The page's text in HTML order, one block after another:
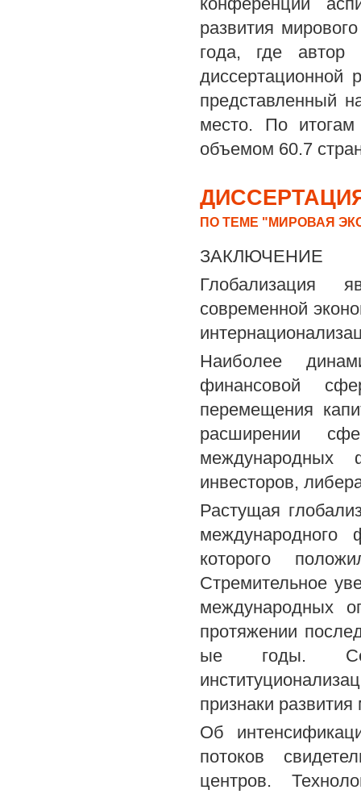
развития
года, где автор
диссертационной
представленный
место. По
объемом 60.7
ПО ТЕМЕ "МИРОВАЯ
ЗАКЛЮЧЕНИЕ
Глобализация
современной
Наиболее
финансовой
перемещения
расширении
международных
инвесторов,
Растущая
международного
которого
Стремительное
международных
протяжении
ые годы.
признаки
Об
потоков
центров.